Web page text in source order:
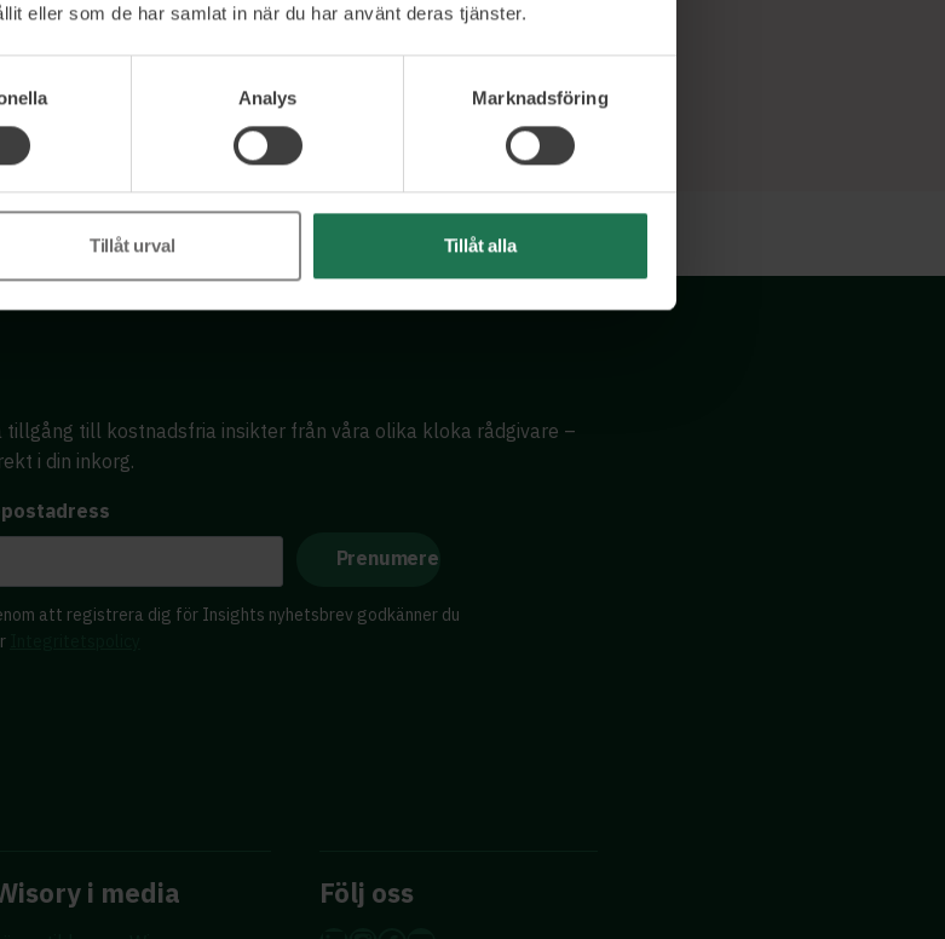
eller som de har samlat in när du har använt deras tjänster.
Analys Marknadsföring
Tillåt urval Tillåt alla
tillgång till kostnadsfria insikter från våra olika kloka rådgivare –
i din inkorg.
postadress
att registrera dig för Insights nyhetsbrev godkänner du
i media Följ oss